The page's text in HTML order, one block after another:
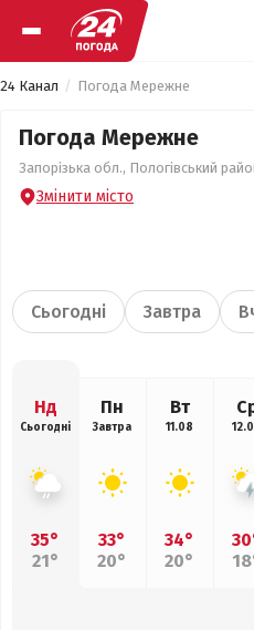
24 Канал Погода Мережне
Погода Мережне
Запорізька обл., Пологівський
Змінити місто
Сьогодні Завтра
Нд
Сьогодні
35°
21°
Пн
Завтра
33°
20°
Вт
11.08
34°
20°